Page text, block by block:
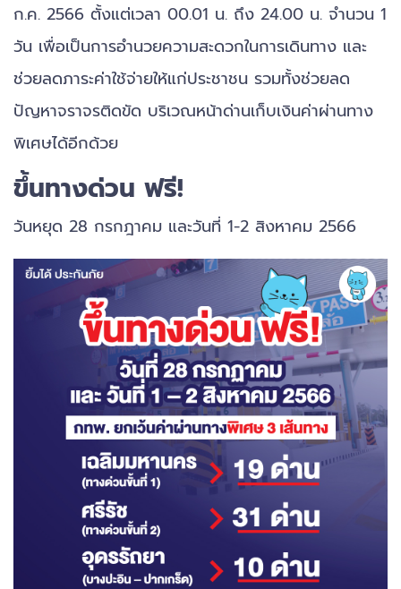
ก.ค. 2566 ตั้งแต่เวลา 00.01 น. ถึง 24.00 น. จำนวน 1
วัน เพื่อเป็นการอำนวยความสะดวกในการเดินทาง และ
ช่วยลดภาระค่าใช้จ่ายให้แก่ประชาชน รวมทั้งช่วยลด
ปัญหาจราจรติดขัด บริเวณหน้าด่านเก็บเงินค่าผ่านทาง
พิเศษได้อีกด้วย
ขึ้นทางด่วน ฟรี!
วันหยุด 28 กรกฎาคม และวันที่ 1-2 สิงหาคม 2566